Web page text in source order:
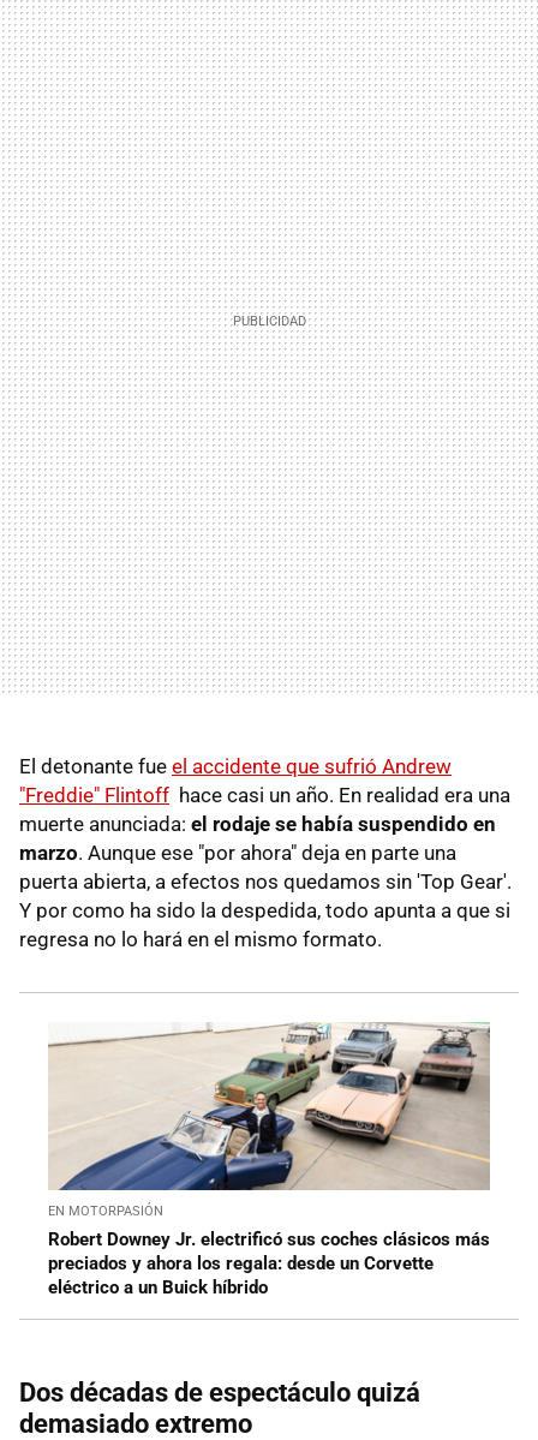
El detonante fue el accidente que sufrió Andrew
"Freddie" Flintoff hace casi un año. En realidad era una
muerte anunciada: el rodaje se había suspendido en
marzo. Aunque ese "por ahora" deja en parte una
puerta abierta, a efectos nos quedamos sin 'Top Gear'.
Y por como ha sido la despedida, todo apunta a que si
regresa no lo hará en el mismo formato.
EN MOTORPASIÓN
Robert Downey Jr. electrificó sus coches clásicos más
preciados y ahora los regala: desde un Corvette
eléctrico a un Buick híbrido
Dos décadas de espectáculo quizá
demasiado extremo